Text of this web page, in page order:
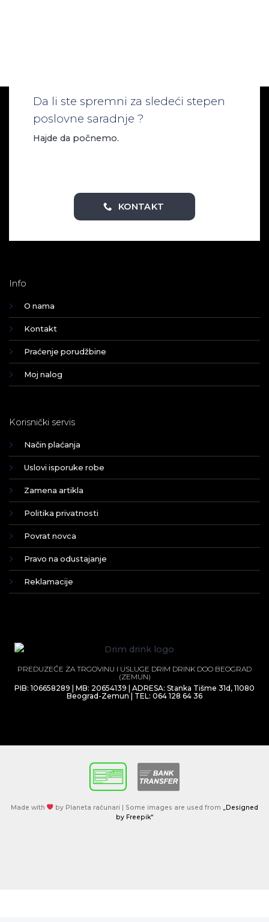
Da li ste spremni za sledeći stepen
poslovne saradnje ?
Hajde da počnemo.
KONTAKT
Info
O nama
Kontakt
Praćenje porudžbine
Moj nalog
Korisnički servis
Način plaćanja
Uslovi isporuke robe
Zamena artikla
Politika privatnosti
Povrat novca
Pravo na odustajanje
Reklamacije
PREDUZEĆE ZA TRGOVINU I USLUGE DRIM DRINK DOO BEOGRAD
(ZEMUN)
PIB: 106658289 | MB: 20654139 | ADRESA: Stanka Tišme 31d, 11080
Beograd-Zemun | TEL: 064 128 64 36
Made with by Planeta računari | Some images are used from „Designed
by Freepik“